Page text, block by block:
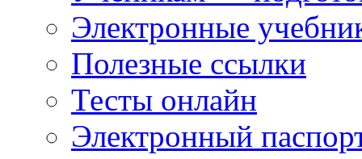
Электронные
Полезные ссылки
Тесты онлайн
Электронный